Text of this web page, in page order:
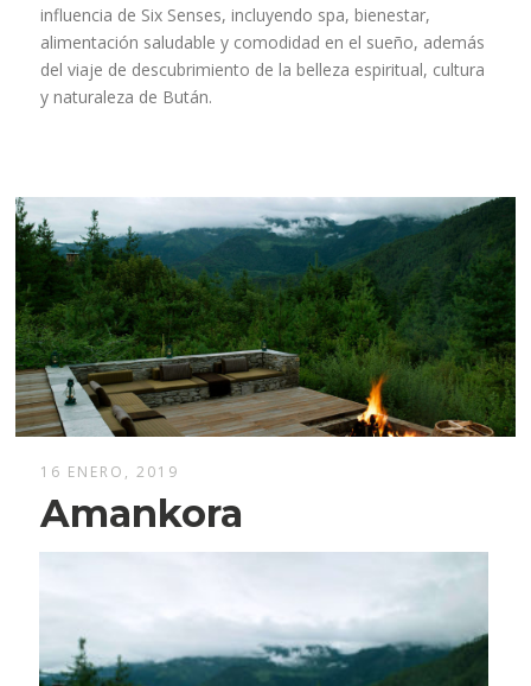
influencia de Six Senses, incluyendo spa, bienestar,
alimentación saludable y comodidad en el sueño, además
del viaje de descubrimiento de la belleza espiritual, cultura
y naturaleza de Bután.
16 ENERO, 2019
Amankora